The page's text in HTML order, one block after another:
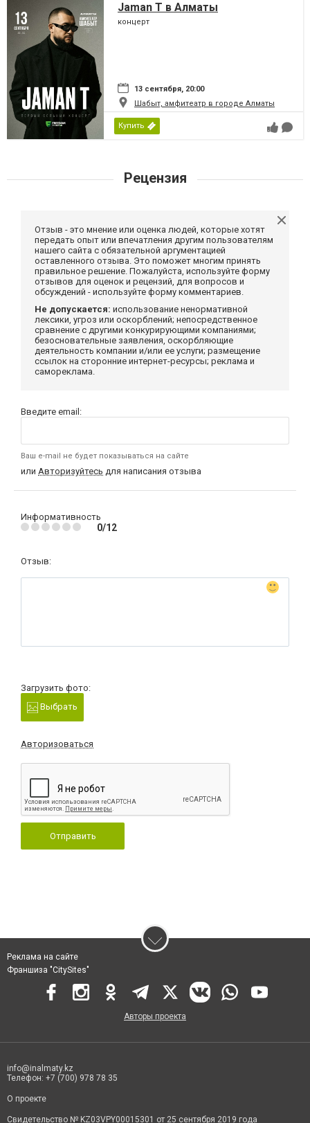
Jaman T в Алматы
концерт
13 сентября, 20:00
Шабыт, амфитеатр в городе Алматы
Купить
Рецензия
Отзыв - это мнение или оценка людей, которые хотят
передать опыт или впечатления другим пользователям
нашего сайта с обязательной аргументацией
оставленного отзыва. Это поможет многим принять
правильное решение. Пожалуйста, используйте форму
отзывов для оценок и рецензий, для вопросов и
обсуждений - используйте форму комментариев.
Не допускается: использование ненормативной
лексики, угроз или оскорблений; непосредственное
сравнение с другими конкурирующими компаниями;
безосновательные заявления, оскорбляющие
деятельность компании и/или ее услуги; размещение
ссылок на сторонние интернет-ресурсы; реклама и
самореклама.
Введите email:
Ваш e-mail не будет показываться на сайте
или Авторизуйтесь для написания отзыва
Информативность
0/12
Отзыв:
Загрузить фото:
Выбрать
Авторизоваться
Отправить
Реклама на сайте
Франшиза "CitySites"
Авторы проекта
info@inalmaty.kz
Телефон: +7 (700) 978 78 35
О проекте
Свидетельство № KZ03VPY00015301 от 25 сентября 2019 года